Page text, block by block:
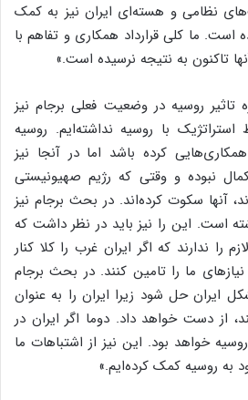
نظامی و هسته‌ای ایران نیز به کمک
است. ما کلی قرارداد همکاری و تفاهم با
تاثیر روسیه در وضعیت فعلی برجام نیز
با روسیه نداشته‌ایم. روسیه
کرده باشد اما در آنجا نیز
نبوده و وقتی که رژیم صهیونیستی
آنها سکوت کرده‌اند. در بحث برجام نیز
است. این را نیز باید در نظر داشت که
را ندارند که اگر ایران غرب را کلا کنار
نیازهای ما را تامین کنند. در بحث برجام
ایران حل شود زیرا ایران را به عنوان
از دست خواهد داد. دوما اگر ایران در
خواهد بود. این نیز از اشتباهات ما
روسیه کمک کرده‌ایم.»